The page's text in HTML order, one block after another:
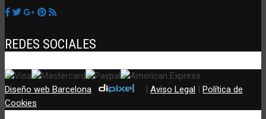
REDES SOCIALES
Diseño web Barcelona: | Aviso Legal | Política de
Cookies